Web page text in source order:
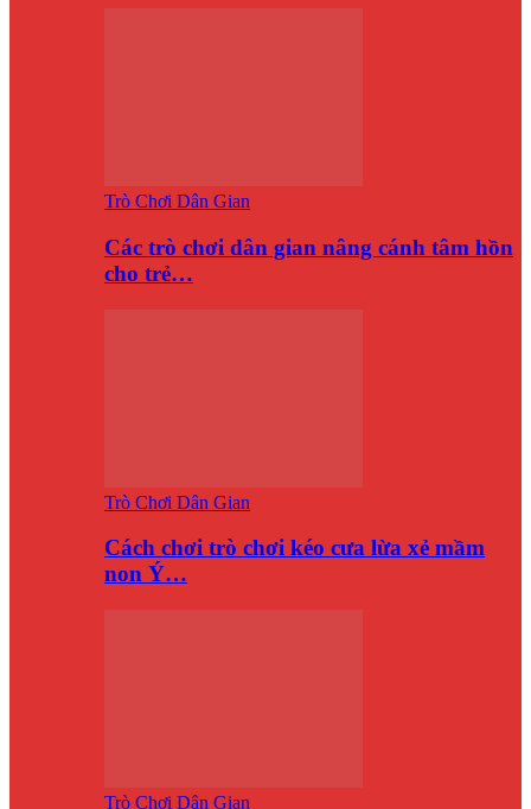
Trò Chơi Dân Gian
Các trò chơi dân gian nâng cánh tâm hồn
cho trẻ…
Trò Chơi Dân Gian
Cách chơi trò chơi kéo cưa lừa xẻ mầm
non Ý…
Trò Chơi Dân Gian